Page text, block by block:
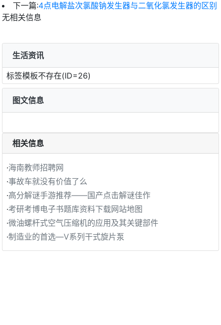
下一篇:4点电解盐次氯酸钠发生器与二氧化氯发生器的区别
无相关信息
生活资讯
标签模板不存在(ID=26)
图文信息
相关信息
·海南教师招聘网
·事故车就没有价值了么
·高分解谜手游推荐——国产点击解谜佳作
·考研考博电子书题库资料下载网站地图
·微油螺杆式空气压缩机的应用及其关键部件
·制造业的首选—V系列干式旋片泵